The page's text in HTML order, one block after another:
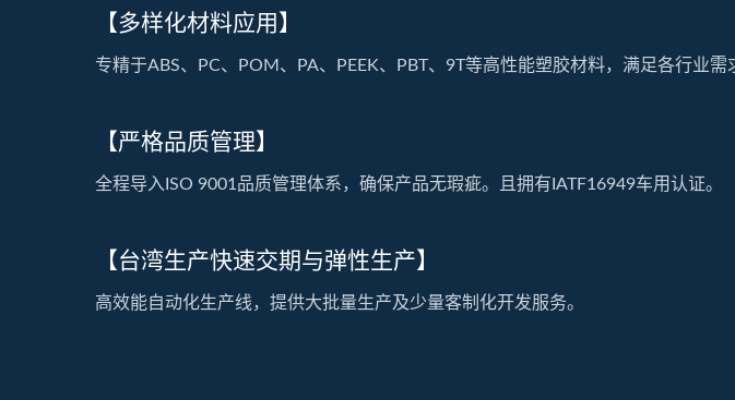
【多样化材料应用】
专精于ABS、PC、POM、PA、PEEK、PBT、9T等高性能塑胶材料，满足各行业需
【严格品质管理】
全程导入ISO 9001品质管理体系，确保产品无瑕疵。且拥有IATF16949车用认证。
【台湾生产快速交期与弹性生产】
高效能自动化生产线，提供大批量生产及少量客制化开发服务。